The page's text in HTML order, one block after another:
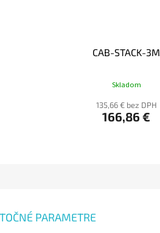
CAB-STACK-3M
Skladom
135,66 € bez DPH
166,86 €
PARAMETRE